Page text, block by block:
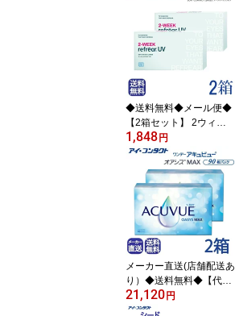
ク 2週間コンタクト コン
タクトレンズ 乱視用 TO
RIC 2週間使い捨てコン
タクト UVカット シリコ
ン フロムアイズ )
◆送料無料◆メール便◆
【2箱セット】 2ウィー
ク リフレアUV (6枚) (コ
ンタクトレンズ/2週間交
換/2ウィーク/メール便/フ
ロムアイズ/ツーウィーク
UV リフレア)
1,848円
メーカー直送(店舗配送あ
り）◆送料無料◆【代引
不可】ワンデーアキュビ
ューオアシス MAX 90枚
21,120円